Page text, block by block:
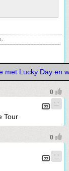
met Lucky Day en
Tour